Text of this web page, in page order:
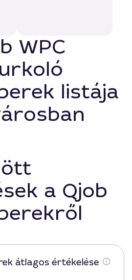
WPC
listája
a Qjob
átlagos értékelése